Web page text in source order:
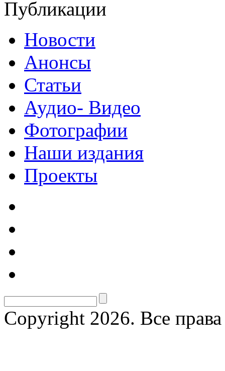
Публикации
Новости
Анонсы
Статьи
Аудио- Видео
Фотографии
Наши издания
Проекты
Copyright 2026. Все